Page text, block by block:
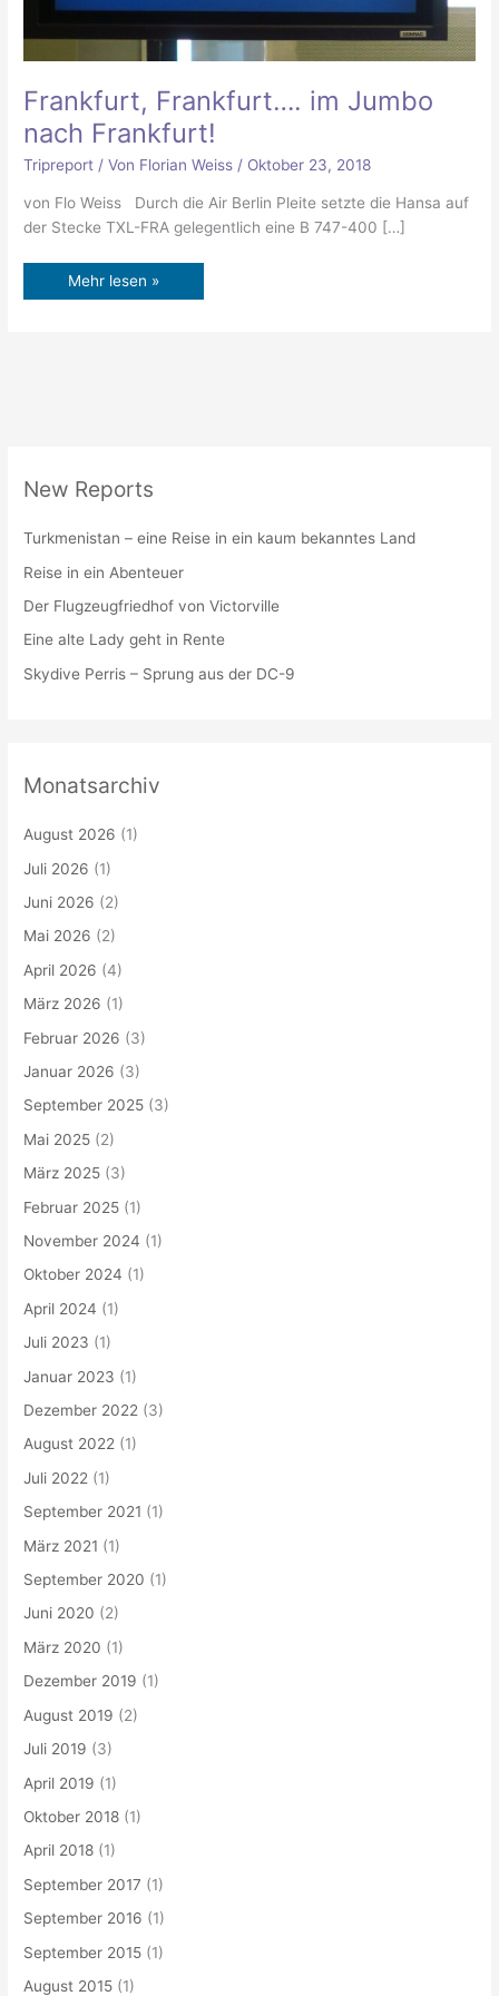
Frankfurt, Frankfurt…. im Jumbo
nach Frankfurt!
Tripreport / Von Florian Weiss / Oktober 23, 2018
von Flo Weiss Durch die Air Berlin Pleite setzte die Hansa auf
der Stecke TXL-FRA gelegentlich eine B 747-400 […]
Mehr lesen »
New Reports
Turkmenistan – eine Reise in ein kaum bekanntes Land
Reise in ein Abenteuer
Der Flugzeugfriedhof von Victorville
Eine alte Lady geht in Rente
Skydive Perris – Sprung aus der DC-9
Monatsarchiv
August 2026 (1)
Juli 2026 (1)
Juni 2026 (2)
Mai 2026 (2)
April 2026 (4)
März 2026 (1)
Februar 2026 (3)
Januar 2026 (3)
September 2025 (3)
Mai 2025 (2)
März 2025 (3)
Februar 2025 (1)
November 2024 (1)
Oktober 2024 (1)
April 2024 (1)
Juli 2023 (1)
Januar 2023 (1)
Dezember 2022 (3)
August 2022 (1)
Juli 2022 (1)
September 2021 (1)
März 2021 (1)
September 2020 (1)
Juni 2020 (2)
März 2020 (1)
Dezember 2019 (1)
August 2019 (2)
Juli 2019 (3)
April 2019 (1)
Oktober 2018 (1)
April 2018 (1)
September 2017 (1)
September 2016 (1)
September 2015 (1)
August 2015 (1)